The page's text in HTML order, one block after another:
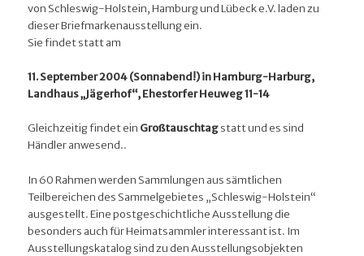
von Schleswig-Holstein, Hamburg und Lübeck e.V. laden zu
dieser Briefmarkenausstellung ein.
Sie findet statt am
11. September 2004 (Sonnabend!) in Hamburg-Harburg,
Landhaus „Jägerhof“, Ehestorfer Heuweg 11-14
Gleichzeitig findet ein Großtauschtagstatt und es sind
Händler anwesend..
In 60 Rahmen werden Sammlungen aus sämtlichen
Teilbereichen des Sammelgebietes „Schleswig-Holstein“
ausgestellt. Eine postgeschichtliche Ausstellung die
besonders auch für Heimatsammler interessant ist. Im
Ausstellungskatalog sind zu den Ausstellungsobjekten